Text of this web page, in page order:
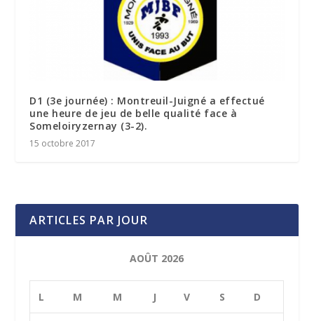
D1 (3e journée) : Montreuil-Juigné a effectué
une heure de jeu de belle qualité face à
Someloiryzernay (3-2).
15 octobre 2017
ARTICLES PAR JOUR
AOÛT 2026
L M M J V S D